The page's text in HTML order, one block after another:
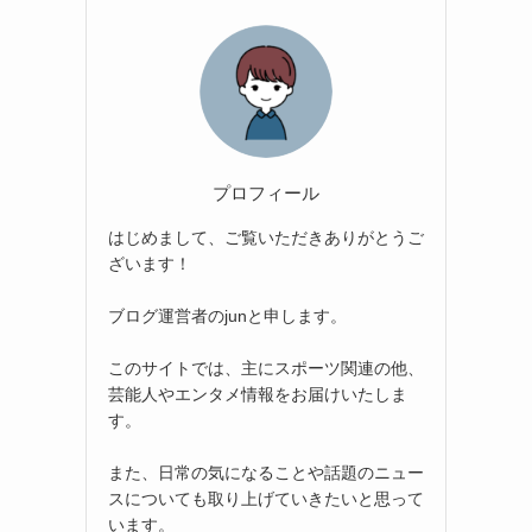
プロフィール
はじめまして、ご覧いただきありがとうご
ざいます！
ブログ運営者のjunと申します。
このサイトでは、主にスポーツ関連の他、
芸能人やエンタメ情報をお届けいたしま
す。
また、日常の気になることや話題のニュー
スについても取り上げていきたいと思って
います。